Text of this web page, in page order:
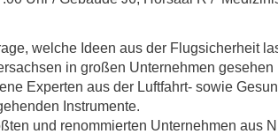
Dekanin für Forschung und
Forschungskommission
welche Ideen aus der Flugsicherheit
in großen Unternehmen gesehen
Experten aus der Luftfahrt- sowie
Instrumente.
und renommierten Unternehmen aus